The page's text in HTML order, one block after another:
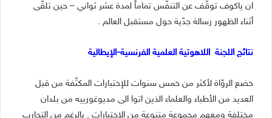
ان ياكوف توقّف عن التنفّس تماماً لمدة عشر ثواني – حين تلقّى
أثناء الظهور رسالة جدّية حول مستقبل العالم .
نتائج اللجنة اللاهوتية العلمية الفرنسية-الإيطالية
خضع الرؤاة لأكثر من خمس سنوات للإختبارات المكثّفة من قبل
العديد من الأطباء والعلماء الذين اتوا الى مديوغورييه من بلدان
مختلفة ومعهم مجموعة متنوعة من الإختبارات . بالرغم من التجارب